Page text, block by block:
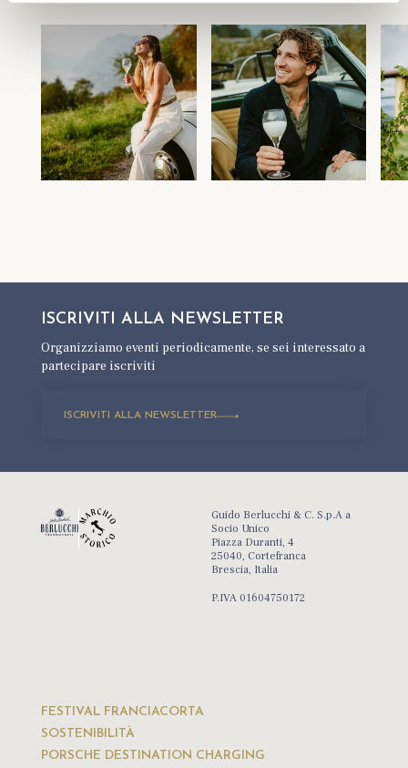
ISCRIVITI ALLA NEWSLETTER
Organizziamo eventi periodicamente,se sei interessato a
partecipare iscriviti
ISCRIVITI ALLA NEWSLETTER
Guido Berlucchi & C. S.p.A a
Socio Unico
Piazza Duranti, 4
25040, Cortefranca
Brescia, Italia
P.IVA 01604750172
FESTIVAL FRANCIACORTA
SOSTENIBILITÀ
PORSCHE DESTINATION CHARGING